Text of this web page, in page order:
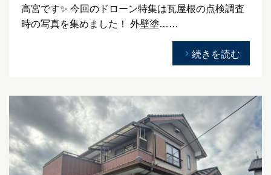
高宮です✨ 今回のドローン特集は瓦屋根の点検調査
時の写真を集めました！ 外壁塗……
続きを読む